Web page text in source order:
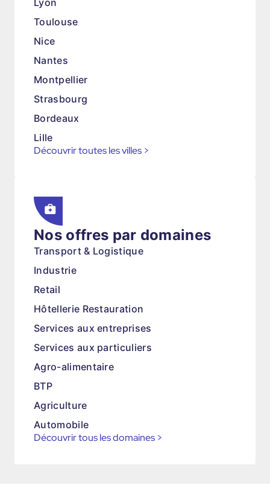
Lyon
Toulouse
Nice
Nantes
Montpellier
Strasbourg
Bordeaux
Lille
Découvrir toutes les villes >
Nos offres par domaines
Transport & Logistique
Industrie
Retail
Hôtellerie Restauration
Services aux entreprises
Services aux particuliers
Agro-alimentaire
BTP
Agriculture
Automobile
Découvrir tous les domaines >